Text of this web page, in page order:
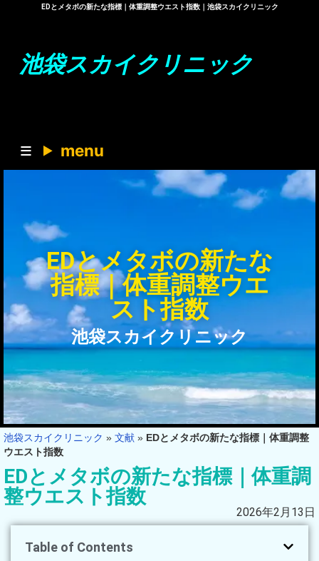
EDとメタボの新たな指標｜体重調整ウエスト指数｜池袋スカイクリニック
池袋スカイクリニック
menu
EDとメタボの新たな
指標｜体重調整ウエ
スト指数
池袋スカイクリニック
池袋スカイクリニック » 文献 » EDとメタボの新たな指標｜体重調整
ウエスト指数
EDとメタボの新たな指標｜体重調
整ウエスト指数
2026年2月13日
Table of Contents